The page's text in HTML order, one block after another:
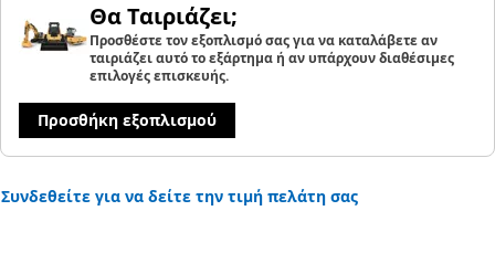
Θα Ταιριάζει;
Προσθέστε τον εξοπλισμό σας για να καταλάβετε αν
ταιριάζει αυτό το εξάρτημα ή αν υπάρχουν διαθέσιμες
επιλογές επισκευής.
Προσθήκη εξοπλισμού
Συνδεθείτε για να δείτε την τιμή πελάτη σας